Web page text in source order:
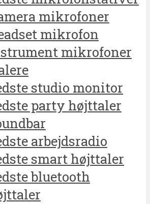
mikrofoner
mikrofon
mikrofoner
studio monitor
party højttaler
arbejdsradio
smart højttaler
bluetooth